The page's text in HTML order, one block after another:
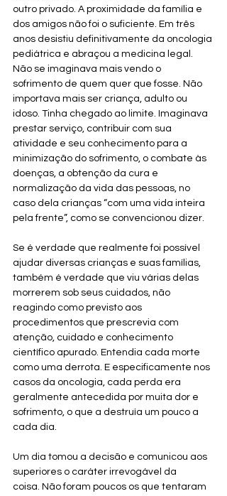
outro privado. A proximidade da família e
dos amigos não foi o suficiente. Em três
anos desistiu definitivamente da oncologia
pediátrica e abraçou a medicina legal.
Não se imaginava mais vendo o
sofrimento de quem quer que fosse. Não
importava mais ser criança, adulto ou
idoso. Tinha chegado ao limite. Imaginava
prestar serviço, contribuir com sua
atividade e seu conhecimento para a
minimização do sofrimento, o combate às
doenças, a obtenção da cura e
normalização da vida das pessoas, no
caso dela crianças “com uma vida inteira
pela frente”, como se convencionou dizer.
Se é verdade que realmente foi possível
ajudar diversas crianças e suas famílias,
também é verdade que viu várias delas
morrerem sob seus cuidados, não
reagindo como previsto aos
procedimentos que prescrevia com
atenção, cuidado e conhecimento
científico apurado. Entendia cada morte
como uma derrota. E especificamente nos
casos da oncologia, cada perda era
geralmente antecedida por muita dor e
sofrimento, o que a destruía um pouco a
cada dia.
Um dia tomou a decisão e comunicou aos
superiores o caráter irrevogável da
coisa. Não foram poucos os que tentaram